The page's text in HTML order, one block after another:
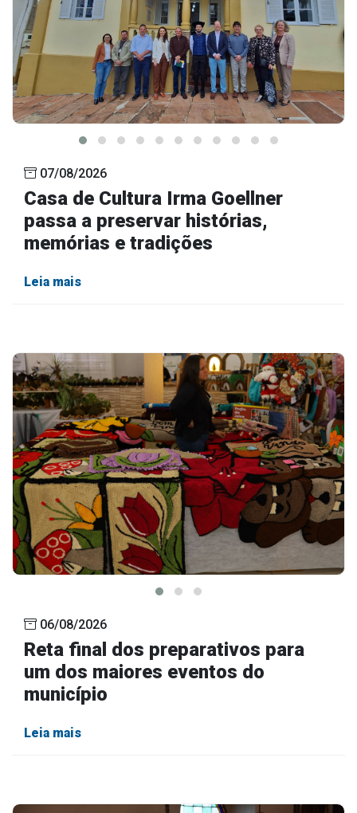
07/08/2026
Casa de Cultura Irma Goellner
passa a preservar histórias,
memórias e tradições
Leia mais
06/08/2026
Reta final dos preparativos para
um dos maiores eventos do
município
Leia mais